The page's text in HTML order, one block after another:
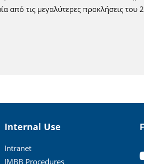
από τις μεγαλύτερες προκλήσεις
Internal Use
Intranet
IMBB Procedures